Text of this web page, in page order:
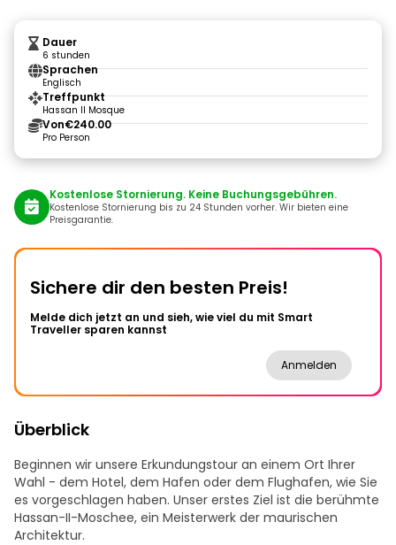
Dauer
6 stunden
Sprachen
Englisch
Treffpunkt
Hassan II Mosque
Von€240.00
Pro Person
Kostenlose Stornierung. Keine Buchungsgebühren.
Kostenlose Stornierung bis zu 24 Stunden vorher. Wir bieten eine
Preisgarantie.
Sichere dir den besten Preis!
Melde dich jetzt an und sieh, wie viel du mit Smart
Traveller sparen kannst
Anmelden
Überblick
Beginnen wir unsere Erkundungstour an einem Ort Ihrer
Wahl - dem Hotel, dem Hafen oder dem Flughafen, wie Sie
es vorgeschlagen haben. Unser erstes Ziel ist die berühmte
Hassan-II-Moschee, ein Meisterwerk der maurischen
Architektur.